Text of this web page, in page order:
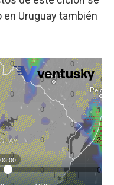
en Uruguay también